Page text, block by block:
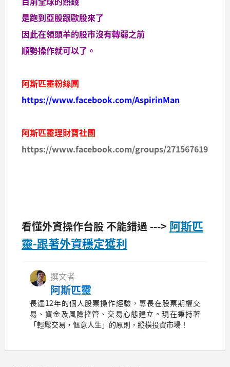
是跑到亞股跟歐股來了
因此在領頭羊的股市沒有轉弱之前
順勢操作就可以了。
阿斯匹靈粉絲團
https://www.facebook.com/AspirinMan
阿斯匹靈理財寶社團
https://www.facebook.com/groups/
看懂外資操作台股 不能錯過 ---> 阿斯匹
靈-跟著外資穩定獲利
撰文者
阿斯匹靈
長達12年的個人股票操作經驗，專長在股票期權交
易、資金及風險控管、交易心態建立。現在秉持著
「輕鬆交易，愜意人生」的原則，縱橫投資市場！